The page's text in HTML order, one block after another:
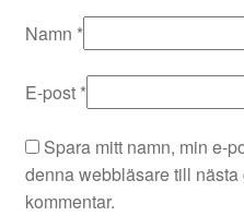
Namn *
E-post *
Spara mitt namn, min e-
denna webbläsare till
kommentar.